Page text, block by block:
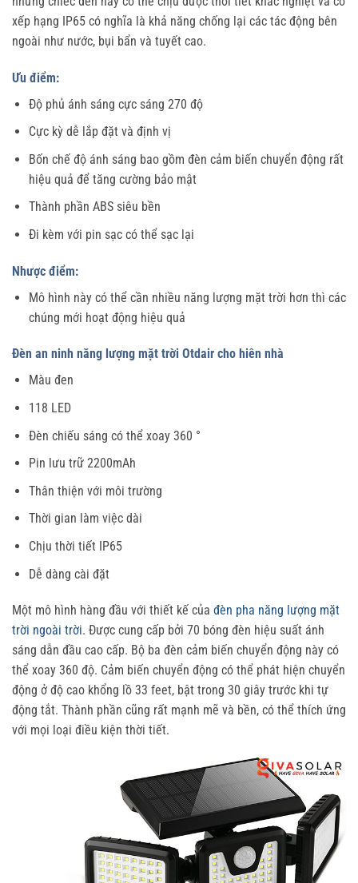
xếp hạng IP65 có nghĩa là khả năng chống lại các tác động bên
ngoài như nước, bụi bẩn và tuyết cao.
Ưu điểm:
Độ phủ ánh sáng cực sáng 270 độ
Cực kỳ dễ lắp đặt và định vị
Bốn chế độ ánh sáng bao gồm đèn cảm biến chuyển động rất
hiệu quả để tăng cường bảo mật
Thành phần ABS siêu bền
Đi kèm với pin sạc có thể sạc lại
Nhược điểm:
Mô hình này có thể cần nhiều năng lượng mặt trời hơn thì các
chúng mới hoạt động hiệu quả
Đèn an ninh năng lượng mặt trời Otdair cho hiên nhà
Màu đen
118 LED
Đèn chiếu sáng có thể xoay 360 °
Pin lưu trữ 2200mAh
Thân thiện với môi trường
Thời gian làm việc dài
Chịu thời tiết IP65
Dễ dàng cài đặt
Một mô hình hàng đầu với thiết kế của đèn pha năng lượng mặt
trời ngoài trời. Được cung cấp bởi 70 bóng đèn hiệu suất ánh
sáng dẫn đầu cao cấp. Bộ ba đèn cảm biến chuyển động này có
thể xoay 360 độ. Cảm biến chuyển động có thể phát hiện chuyển
động ở độ cao khổng lồ 33 feet, bật trong 30 giây trước khi tự
động tắt. Thành phần cũng rất mạnh mẽ và bền, có thể thích ứng
với mọi loại điều kiện thời tiết.